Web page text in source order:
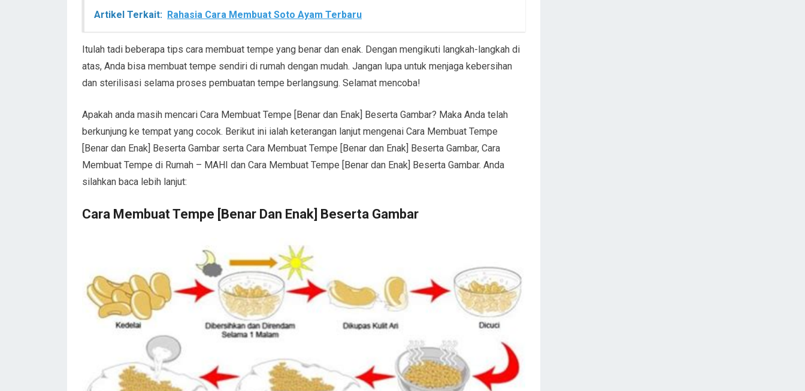
Artikel Terkait: Rahasia Cara Membuat Soto Ayam Terbaru
Itulah tadi beberapa tips cara membuat tempe yang benar dan enak. Dengan mengikuti langkah-langkah di
atas, Anda bisa membuat tempe sendiri di rumah dengan mudah. Jangan lupa untuk menjaga kebersihan
dan sterilisasi selama proses pembuatan tempe berlangsung. Selamat mencoba!
Apakah anda masih mencari Cara Membuat Tempe [Benar dan Enak] Beserta Gambar? Maka Anda telah
berkunjung ke tempat yang cocok. Berikut ini ialah keterangan lanjut mengenai Cara Membuat Tempe
[Benar dan Enak] Beserta Gambar serta Cara Membuat Tempe [Benar dan Enak] Beserta Gambar, Cara
Membuat Tempe di Rumah – MAHI dan Cara Membuat Tempe [Benar dan Enak] Beserta Gambar. Anda
silahkan baca lebih lanjut:
Cara Membuat Tempe [Benar Dan Enak] Beserta Gambar